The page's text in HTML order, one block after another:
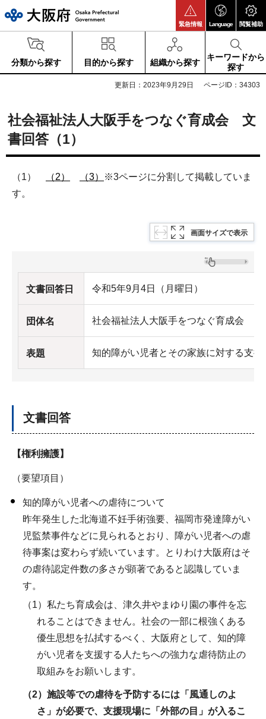
緊急情報 Language 閲覧補助
分類から探す 目的から探す 組織から探す
キーワードから
探す
更新日：2023年9月29日 ページID：34303
社会福祉法人大阪手をつなぐ育成会 文
書回答（1）
（1） （2） （3）
※3ページに分割して掲載していま
す。
画面サイズで表示
文書回答日 令和5年9月4日（月曜日）
団体名 社会福祉法人大阪手をつなぐ育成会
表題 知的障がい児者とその家族に対する支
文書回答
【権利擁護】
（要望項目）
知的障がい児者への虐待について
昨年発生した北海道不妊手術強要、福岡市発達障がい
児監禁事件などに見られるとおり、障がい児者への虐
待事案は変わらず続いています。とりわけ大阪府はそ
の虐待認定件数の多さが顕著であると認識していま
す。
（1）私たち育成会は、津久井やまゆり園の事件を忘
れることはできません。社会の一部に根強くある
優生思想を払拭するべく、大阪府として、知的障
がい児者を支援する人たちへの強力な虐待防止の
取組みをお願いします。
（2）施設等での虐待を予防するには「風通しのよ
さ」が必要で、支援現場に「外部の目」が入るこ